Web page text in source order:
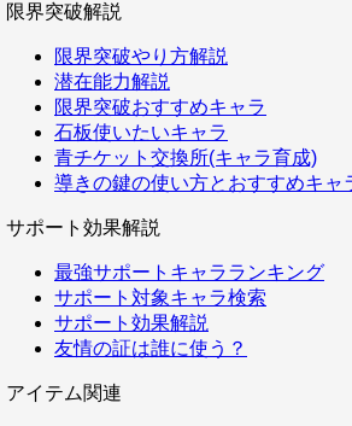
限界突破解説
限界突破やり方解説
潜在能力解説
限界突破おすすめキャラ
石板使いたいキャラ
青チケット交換所(キャラ育成)
導きの鍵の使い方とおすすめキャ
サポート効果解説
最強サポートキャラランキング
サポート対象キャラ検索
サポート効果解説
友情の証は誰に使う？
アイテム関連